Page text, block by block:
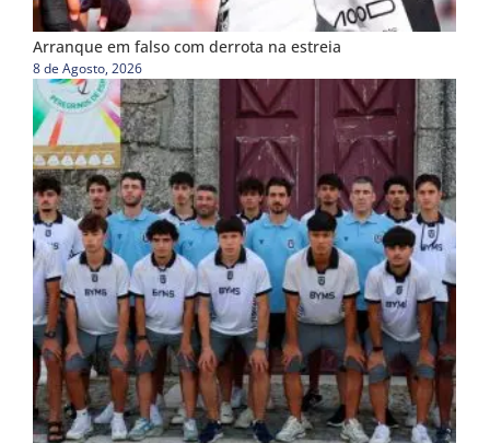
Arranque em falso com derrota na estreia
8 de Agosto, 2026